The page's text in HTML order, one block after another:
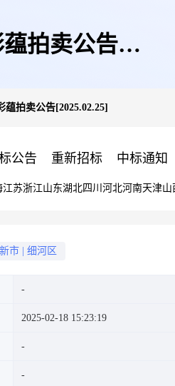
拍卖公告
蕴拍卖公告[2025.02.25]
公告 重新招标 中标通知
江苏浙江山东湖北四川 河北河南天津山
市 细河区
2025-02-18 15:23:19